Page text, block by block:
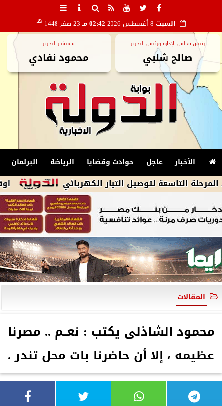
السبت 02:42 مـ 23 صفر 1448 هـ
رئيس مجلس الإدارة ورئيس التحرير
صالح شلبي
مستشار التحرير
محمود نفادي
الأخبار عاجل حوادث وقضايا الرياضة البرلمان
اوقاف لتوصيل التيار الكهربائي
المقالات
محمود الشاذلى يكتب : نعــم .. مصرنا
عظيمه ، إلا أن حاضرنا بات محل تندر .